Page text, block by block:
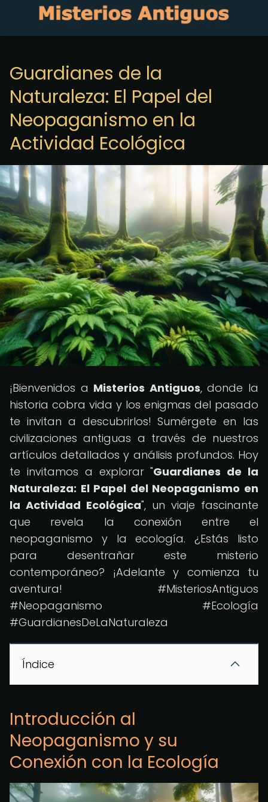
Guardianes de la
Naturaleza: El Papel del
Neopaganismo en la
Actividad Ecológica
¡Bienvenidos a Misterios Antiguos, donde la
historia cobra vida y los enigmas del pasado
te invitan a descubrirlos! Sumérgete en las
civilizaciones antiguas a través de nuestros
artículos detallados y análisis profundos. Hoy
te invitamos a explorar "Guardianes de la
Naturaleza: El Papel del Neopaganismo en
la Actividad Ecológica", un viaje fascinante
que revela la conexión entre el
neopaganismo y la ecología. ¿Estás listo
para desentrañar este misterio
contemporáneo? ¡Adelante y comienza tu
aventura! #MisteriosAntiguos
#Neopaganismo #Ecología
#GuardianesDeLaNaturaleza
Índice
Introducción al
Neopaganismo y su
Conexión con la Ecología